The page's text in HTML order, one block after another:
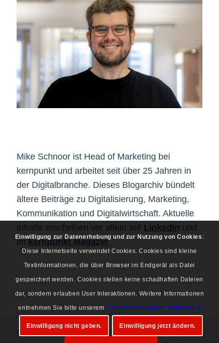
Mike Schnoor ist Head of Marketing bei
kernpunkt und arbeitet seit über 25 Jahren in
der Digitalbranche. Dieses Blogarchiv bündelt
ältere Beiträge zu Digitalisierung, Marketing,
Kommunikation und Digitalwirtschaft. Aktuelle
Inhalte erscheinen vor allem auf LinkedIn und
imkernpunkt Magazin.
© Copyright 1997-2026 Mike Schnoor. Alle Rechte vorbehalten.
Einwilligung zur Datenerhebung und zur Nutzung von Cookies :
Diese Internetseite verwendet Cookies. Cookies sind kleine
Textinformationen, die über Browser im Endgerät als Datei
gespeichert werden. Cookies stellen keine schadhaften Dateien
dar, sondern erlauben User Interaktionen. Weitere Informationen
entnehmen Sie bitte unserem Datenschutzhinweis. Impressum
Einwilligung nicht geben. Einwilligung jetzt ändern.